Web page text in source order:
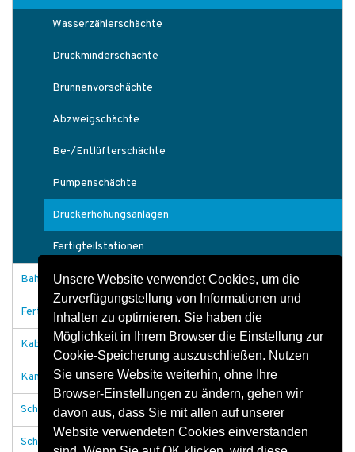
Unsere Website verwendet Cookies, um die
Zurverfügungstellung von Informationen und
Inhalten zu optimieren. Sie haben die
Möglichkeit in Ihrem Browser die Einstellung zur
Cookie-Speicherung auszuschließen. Nutzen
Sie unsere Website weiterhin, ohne Ihre
Browser-Einstellungen zu ändern, gehen wir
davon aus, dass Sie mit allen auf unserer
Website verwendeten Cookies einverstanden
Wasserzählerschächte
Druckminderschächte
Brunnenvorschächte
Abzweigschächte
Be-/Entlüfterschächte
Pumpenschächte
Druckerhöhungsanlagen
Fertigteilstationen
Bahnanlagen
Fertigteile Tiefbau
Kabelschächte
Kanäle und Durchlässe
Schachtabdeckungen
Schachtbauwerke allgemein